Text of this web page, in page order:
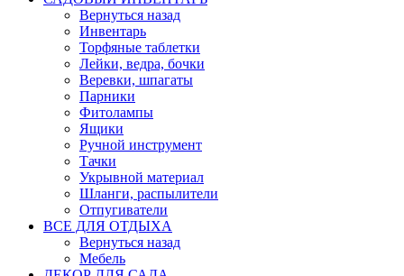
Вернуться назад
Инвентарь
Торфяные таблетки
Лейки, ведра, бочки
Веревки, шпагаты
Парники
Фитолампы
Ящики
Ручной инструмент
Тачки
Укрывной материал
Шланги, распылители
Отпугиватели
ВСЕ ДЛЯ ОТДЫХА
Вернуться назад
Мебель